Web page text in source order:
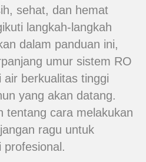
sehat, dan hemat
langkah-langkah
dalam panduan ini,
umur sistem RO
berkualitas tinggi
yang akan datang.
tentang cara melakukan
ragu untuk
profesional.